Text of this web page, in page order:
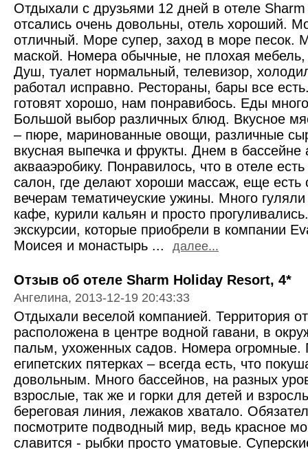
Отдыхали с друзьями 12 дней в отеле
отсались очень довольны, отель хороший.
отличный. Море супер, заход в море песок.
маской. Номера обычные, не плохая мебель,
Душ, туалет нормальный, телевизор,
работал исправно. Рестораны, бары все
готовят хорошо, нам понравибось. Еды
Большой выбор различных блюд. Вкусное
– пюре, маринованные овощи, различные
вкусная выпечка и фрукты. Днем в
аквааэробику. Понравилось, что в отеле
салон, где делают хороши массаж, еще есть
вечерам тематичеуские ужины. Много
кафе, курили кальян и просто
экскурсии, которые приобрели в компании
Моисея и монастырь ... далее...
Отзыв об отеле Sharm Holiday Resort, 4*
Ангелина, 2013-12-19 20:43:33
Отдыхали веселой компанией. Территория
расположена в центре водной гавани, в
пальм, ухоженных садов. Номера огромные.
египетских пятерках – всегда есть, что
довольным. Много бассейнов, на разных
взрослые, так же и горки для детей и
береговая линия, лежаков хватало.
посмотрите подводный мир, ведь красное
славится - рыбки просто уматовые.